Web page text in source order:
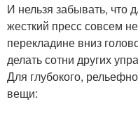
И нельзя забывать, что
жесткий пресс совсем
перекладине вниз
делать сотни других
Для глубокого,
вещи: